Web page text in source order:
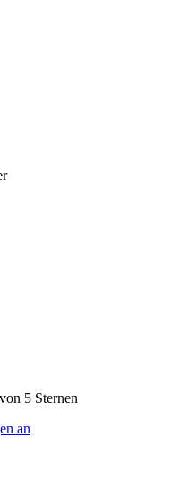
5 Sternen
an